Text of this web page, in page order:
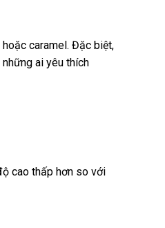
caramel. Đặc biệt,
ai yêu thích
cao thấp hơn so với